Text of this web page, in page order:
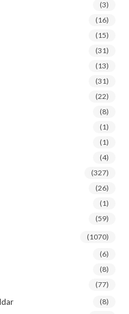
(3)
(16)
(15)
(31)
(13)
(31)
(22)
(8)
(1)
(1)
(4)
(327)
(26)
(1)
(59)
(1070)
(6)
(8)
(77)
(8)